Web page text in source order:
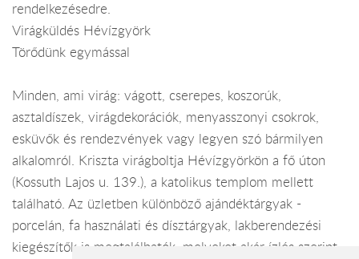
rendelkezésedre.
Virágküldés Hévízgyörk
Törődünk egymással
Minden, ami virág: vágott, cserepes, koszorúk,
asztaldíszek, virágdekorációk, menyasszonyi csokrok,
esküvők és rendezvények vagy legyen szó bármilyen
alkalomról. Kriszta virágboltja Hévízgyörkön a fő úton
(Kossuth Lajos u. 139.), a katolikus templom mellett
található. Az üzletben különböző ajándéktárgyak -
porcelán, fa használati és dísztárgyak, lakberendezési
kiegészítők is megtalálhatók, melyeket akár ízlés szerint